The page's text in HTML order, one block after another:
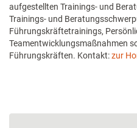
aufgestellten Trainings- und
Trainings- und
Führungskräftetrainings,
Teamentwicklungsmaßnahmen
Führungskräften. Kontakt:zur